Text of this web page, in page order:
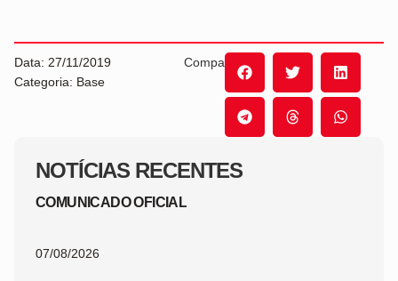
NOTÍCIAS RECENTES
COMUNICADO OFICIAL
07/08/2026
Data: 27/11/2019
Categoria: Base
Compartilhe: